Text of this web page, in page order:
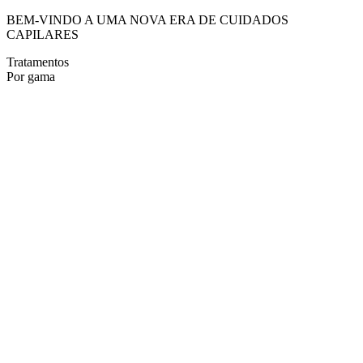
BEM-VINDO A UMA NOVA ERA DE CUIDADOS
CAPILARES
Tratamentos
Por gama